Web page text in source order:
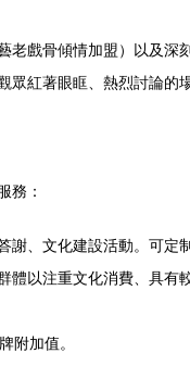
戲骨傾情加盟）以及
紅著眼眶、熱烈討論的
務：
、文化建設活動。可定
以注重文化消費、具
附加值。